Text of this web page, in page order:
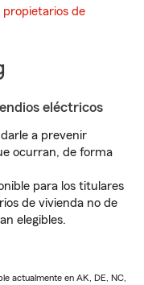
propietarios de
eléctricos
a prevenir
ocurran, de forma
para los titulares
de vivienda no de
elegibles.
actualmente en AK, DE, NC,